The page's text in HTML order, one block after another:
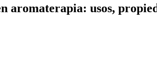
aromaterapia: usos,